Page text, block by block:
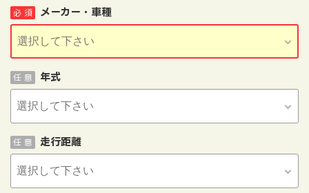
メーカー・車種
必 須
年式
任 意
走行距離
任 意